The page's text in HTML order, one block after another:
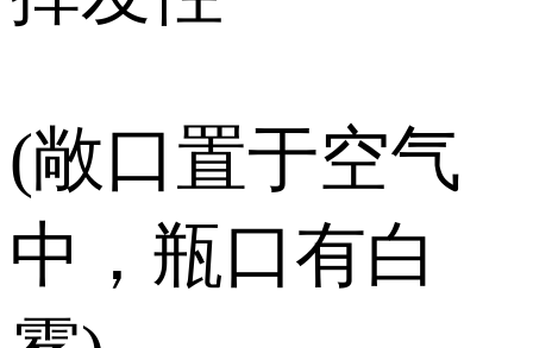
(敞口置于空气
中，瓶口有白